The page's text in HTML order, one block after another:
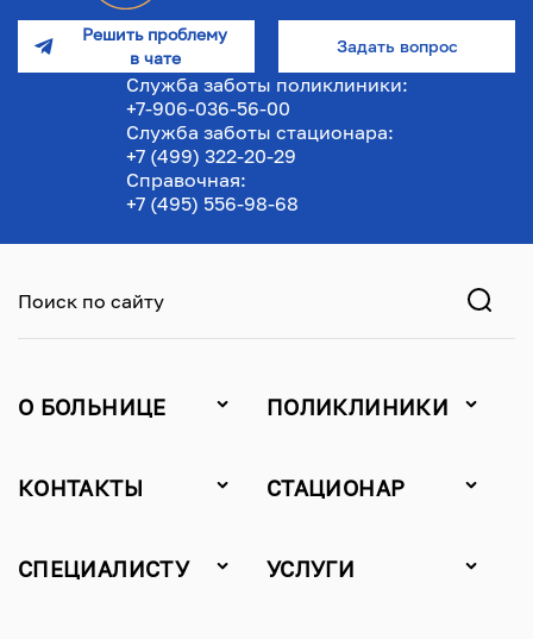
Решить проблему
в чате
Задать вопрос
Служба заботы поликлиники:
+7-906-036-56-00
Служба заботы стационара:
+7 (499) 322-20-29
Справочная:
+7 (495) 556-98-68
Поиск по сайту
О БОЛЬНИЦЕ ПОЛИКЛИНИКИ
КОНТАКТЫ СТАЦИОНАР
СПЕЦИАЛИСТУ УСЛУГИ